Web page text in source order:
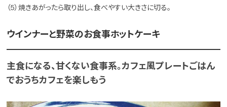
（5）焼きあがったら取り出し、食べやすい大きさに切る。
ウインナーと野菜のお食事ホットケーキ
主食になる、甘くない食事系。カフェ風プレートごはん
でおうちカフェを楽しもう